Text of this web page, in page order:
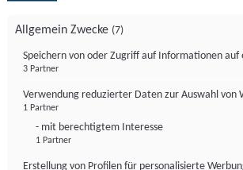
Allgemein Zwecke (7)
Speichern von oder Zugriff auf Informationen auf
3 Partner
Verwendung reduzierter Daten zur Auswahl von
1 Partner
- mit berechtigtem Interesse
1 Partner
Erstellung von Profilen für personalisierte